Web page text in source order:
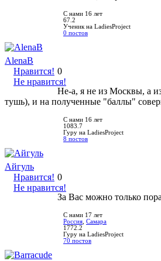
С нами 16 лет
67.2
Ученик на LadiesProject
0 постов
AlenaB
Нравится!
Не нравится!
0
Не-а, я не из Москвы, а
тушь), и на полученные "баллы"
С нами 16 лет
1083.7
Гуру на LadiesProject
8 постов
Айгуль
Нравится!
Не нравится!
0
За Вас можно только
С нами 17 лет
Россия Самара
1772.2
Гуру на LadiesProject
70 постов